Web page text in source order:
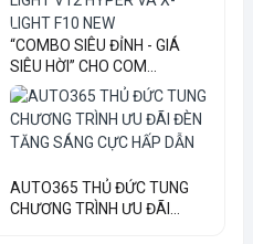
“COMBO SIÊU ĐỈNH - GIÁ
SIÊU HỜI” CHO COM...
AUTO365 THỦ ĐỨC TUNG
CHƯƠNG TRÌNH ƯU ĐÃI...